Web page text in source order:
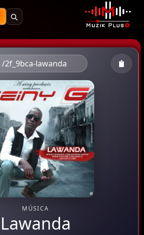
- Streaming de
/2f_9bca-lawanda
MÚSICA
Lawanda